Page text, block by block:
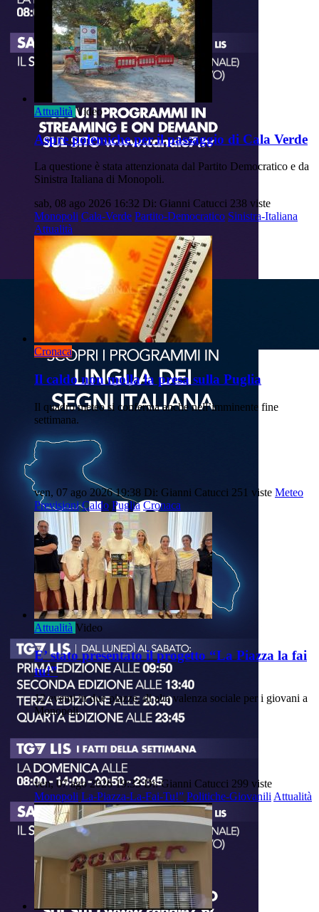
Attualità Video
Aspre polemiche per il passaggio di Cala Verde
La questione è stata attenzionata dal Partito Democratico e da
Sinistra Italiana di Monopoli.
sab, 08 ago 2026 16:32 Di: Gianni Catucci 238 viste
Monopoli Cala-Verde Partito-Democratico Sinistra-Italiana
Attualità
Cronaca
Il caldo non molla la presa sulla Puglia
Il quadro meteo si conferma anche nell’imminente fine
settimana.
ven, 07 ago 2026 19:38 Di: Gianni Catucci 251 viste Meteo
Previsioni Caldo Puglia Cronaca
Attualità Video
E’ stato presentato il progetto “La Piazza la fai
tu!”
12 eventi in due piazze, di alta valenza sociale per i giovani a
Monopoli.
ven, 07 ago 2026 19:33 Di: Gianni Catucci 299 viste
Monopoli La-Piazza-La-Fai-Tu!” Politiche-Giovanili Attualità